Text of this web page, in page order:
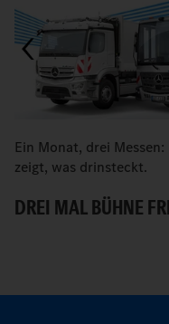
Ein Monat, drei
zeigt, was drinsteckt.
DREI MAL BÜHNE